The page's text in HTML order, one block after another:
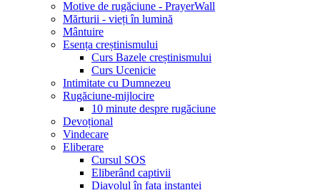
Motive de rugăciune - PrayerWall
Mărturii - vieți în lumină
Mântuire
Esența creștinismului
Curs Bazele creștinismului
Curs Ucenicie
Intimitate cu Dumnezeu
Rugăciune-mijlocire
10 minute despre rugăciune
Devoțional
Vindecare
Eliberare
Cursul SOS
Eliberând captivii
Diavolul în fața instanței